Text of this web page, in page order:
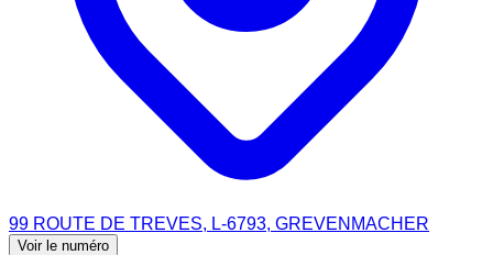
99 ROUTE DE TREVES, L-6793, GREVENMACHER
Voir le numéro